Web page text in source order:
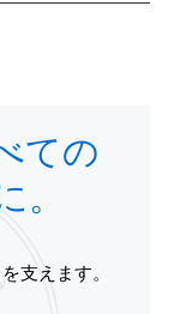
ての
。
支えます。